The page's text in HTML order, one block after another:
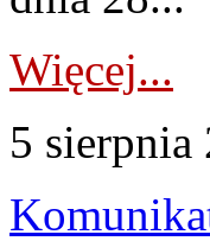
Więcej...
5 sierpnia